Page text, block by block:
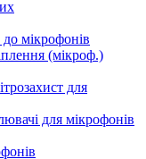
мікрофонів
(мікроф.)
для
для мікрофонів